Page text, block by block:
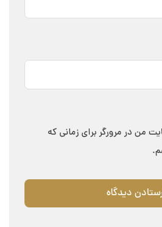
من در مرورگر برای زمانی که